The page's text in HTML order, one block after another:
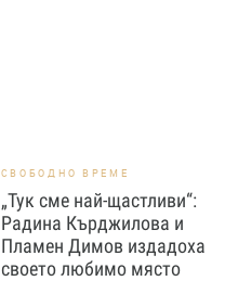
СВОБОДНО ВРЕМЕ
„Тук сме най-щастливи“:
Радина Кърджилова и
Пламен Димов издадоха
своето любимо място